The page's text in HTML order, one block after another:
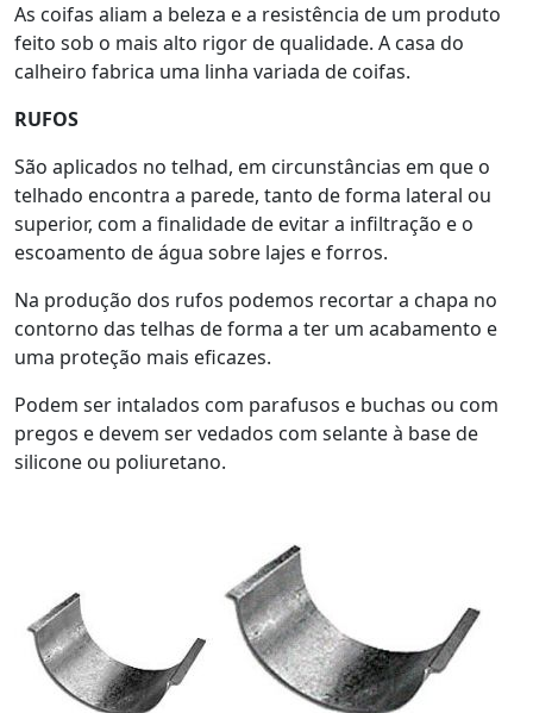
As coifas aliam a beleza e a resistência de um produto
feito sob o mais alto rigor de qualidade. A casa do
calheiro fabrica uma linha variada de coifas.
RUFOS
São aplicados no telhad, em circunstâncias em que o
telhado encontra a parede, tanto de forma lateral ou
superior, com a finalidade de evitar a infiltração e o
escoamento de água sobre lajes e forros.
Na produção dos rufos podemos recortar a chapa no
contorno das telhas de forma a ter um acabamento e
uma proteção mais eficazes.
Podem ser intalados com parafusos e buchas ou com
pregos e devem ser vedados com selante à base de
silicone ou poliuretano.